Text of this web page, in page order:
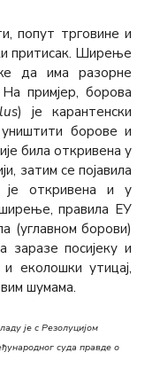
попут трговине и
притисак. Ширење
да има разорне
примјер, борова
) је карантенски
борове и
била откривена у
затим се појавила
је откривена и у
правила ЕУ
(углавном борови)
заразе посијеку и
еколошки утицај,
шумама.
је с Резолуцијом
суда правде о